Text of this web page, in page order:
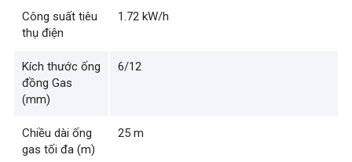
Công suất tiêu
thụ điện
1.72 kW/h
Kích thước ống
đồng Gas
(mm)
6/12
Chiều dài ống
gas tối đa (m)
25 m